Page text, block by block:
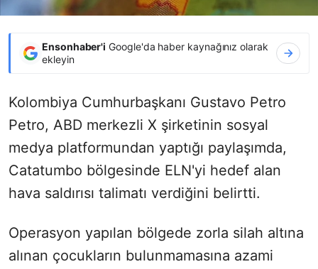
Ensonhaber'i Google'da haber kaynağınız olarak
ekleyin
Kolombiya Cumhurbaşkanı Gustavo Petro
Petro, ABD merkezli X şirketinin sosyal
medya platformundan yaptığı paylaşımda,
Catatumbo bölgesinde ELN'yi hedef alan
hava saldırısı talimatı verdiğini belirtti.
Operasyon yapılan bölgede zorla silah altına
alınan çocukların bulunmamasına azami